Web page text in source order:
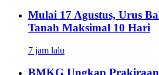
Mulai 17 Agustus, Urus
Tanah Maksimal 10 Hari
7 jam lalu